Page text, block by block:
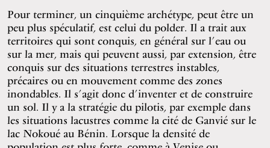
Pour terminer, un cinquième archétype, peut être un
peu plus spéculatif, est celui du polder. Il a trait aux
territoires qui sont conquis, en général sur l’eau ou
sur la mer, mais qui peuvent aussi, par extension, être
conquis sur des situations terrestres instables,
précaires ou en mouvement comme des zones
inondables. Il s’agit donc d’inventer et de construire
un sol. Il y a la stratégie du pilotis, par exemple dans
les situations lacustres comme la cité de Ganvié sur le
lac Nokoué au Bénin. Lorsque la densité de